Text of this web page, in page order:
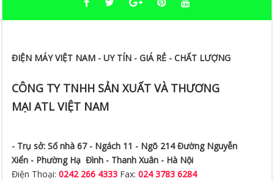
ĐIỆN MÁY VIỆT NAM - UY TÍN - GIÁ RẺ - CHẤT LƯỢNG
CÔNG TY TNHH SẢN XUẤT VÀ THƯƠNG
MẠI ATL VIỆT NAM
- Trụ sở: Số nhà 67 - Ngách 11 - Ngõ 214 Đường Nguyễn
Xiển - Phường Hạ Đình - Thanh Xuân - Hà Nội
Điện Thoại:0242 266 4333 Fax:024 3783 6284